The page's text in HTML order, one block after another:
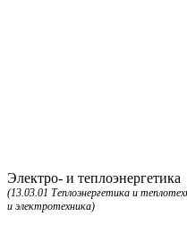
Электро- и теплоэнергетика
(13.03.01 Теплоэнергетика и
и электротехника)